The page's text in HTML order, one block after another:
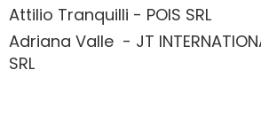
Attilio Tranquilli - POIS SRL
Adriana Valle - JT
SRL